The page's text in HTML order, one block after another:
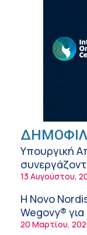
Γενική
ΚΥ Σοφάδων
Πόσο μας
ή air-
11:34 πμ
Randy
«Σε πέντε
θεραπεία
Πάρκινσον»
9:24 πμ
Αντώνης
9:18 πμ
Υπουργική
νοσοκομεία
13 Αυγούστου,
Η Novo
Wegovy®
20 Μαρτίου,